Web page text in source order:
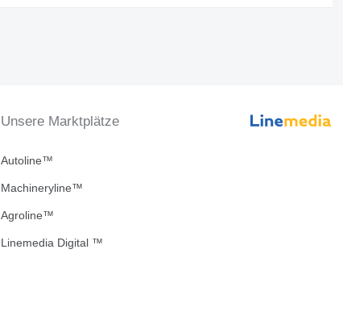
Unsere Marktplätze
Autoline™
Machineryline™
Agroline™
Linemedia Digital ™